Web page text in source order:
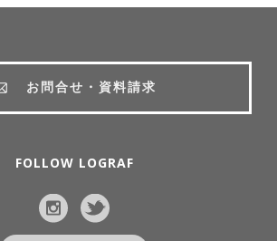
お問合せ・資料請求
FOLLOW LOGRAF